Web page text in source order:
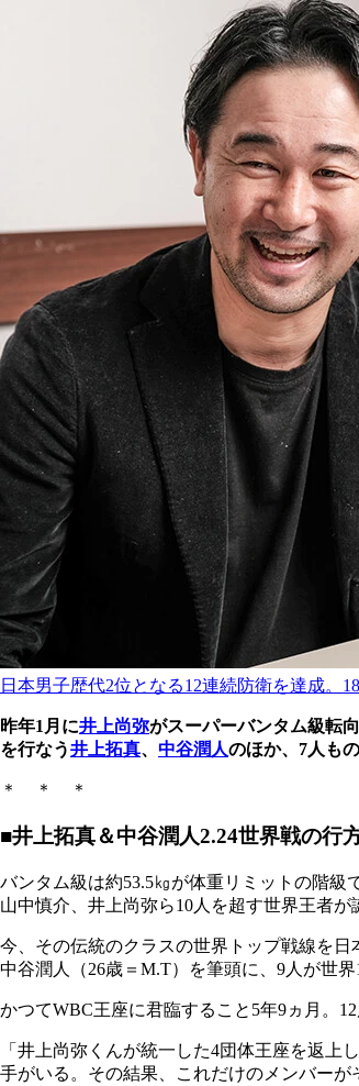
日本男子歴代2位となる12連続防衛を達成。
昨年1月に井上尚弥がスーパーバンタム級転
を行なう井上拓真、 中谷潤人のほか、7人も
＊ ＊ ＊
■井上拓真＆中谷潤人2.24世界戦の行
バンタム級は約53.5㎏が体重リミットの階級
山中慎介、井上尚弥ら10人を超す世界王者が
今、その伝統のクラスの世界トップ戦線を
中谷潤人（26歳＝M.T）を筆頭に、9人が世界
かつてWBC王座に君臨すること5年9ヵ月。
「井上尚弥くんが統一した4団体王座を返
手がいる。その結果、これだけのメンバーが